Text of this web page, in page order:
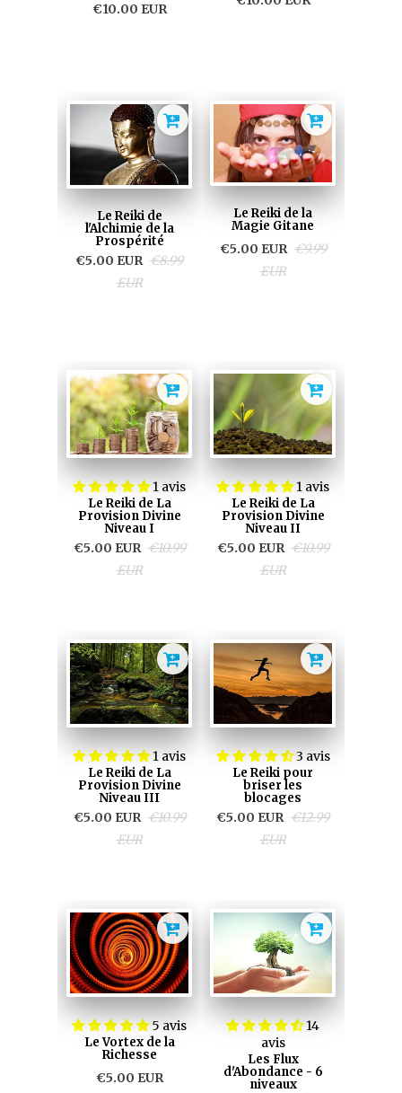
€10.00 EUR
Le Reiki de
l'Alchimie de la
Prospérité
€5.00 EUR €8.99
EUR
Le Reiki de la
Magie Gitane
€5.00 EUR €9.99
EUR
1 avis
Le Reiki de La
Provision Divine
Niveau I
€5.00 EUR €10.99
EUR
1 avis
Le Reiki de La
Provision Divine
Niveau II
€5.00 EUR €10.99
EUR
1 avis
Le Reiki de La
Provision Divine
Niveau III
€5.00 EUR €10.99
EUR
3 avis
Le Reiki pour
briser les
blocages
€5.00 EUR €12.99
EUR
5 avis
Le Vortex de la
Richesse
€5.00 EUR
14
avis
Les Flux
d'Abondance - 6
niveaux